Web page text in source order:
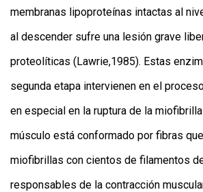
membranas lipoproteínas intactas al
al descender sufre una lesión grave
proteolíticas (Lawrie,1985). Estas
segunda etapa intervienen en el
en especial en la ruptura de la
músculo está conformado por fibras
miofibrillas con cientos de filamentos
responsables de la contracción